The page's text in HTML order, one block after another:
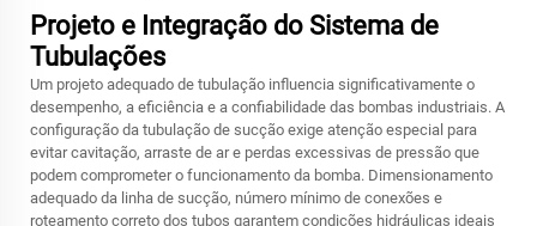
Projeto e Integração do Sistema de
Tubulações
Um projeto adequado de tubulação influencia significativamente o
desempenho, a eficiência e a confiabilidade das bombas industriais. A
configuração da tubulação de sucção exige atenção especial para
evitar cavitação, arraste de ar e perdas excessivas de pressão que
podem comprometer o funcionamento da bomba. Dimensionamento
adequado da linha de sucção, número mínimo de conexões e
roteamento correto dos tubos garantem condições hidráulicas ideais